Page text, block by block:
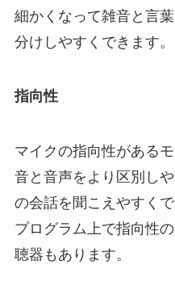
細かくなって雑音と言
分けしやすくできます。
指向性
マイクの指向性がある
音と音声をより区別し
の会話を聞こえやすくで
プログラム上で指向性
聴器もあります。